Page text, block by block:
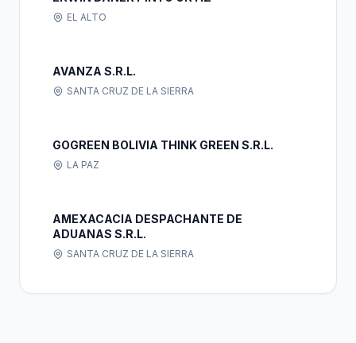
EL ALTO
AVANZA S.R.L.
SANTA CRUZ DE LA SIERRA
GOGREEN BOLIVIA THINK GREEN S.R.L.
LA PAZ
AMEXACACIA DESPACHANTE DE
ADUANAS S.R.L.
SANTA CRUZ DE LA SIERRA